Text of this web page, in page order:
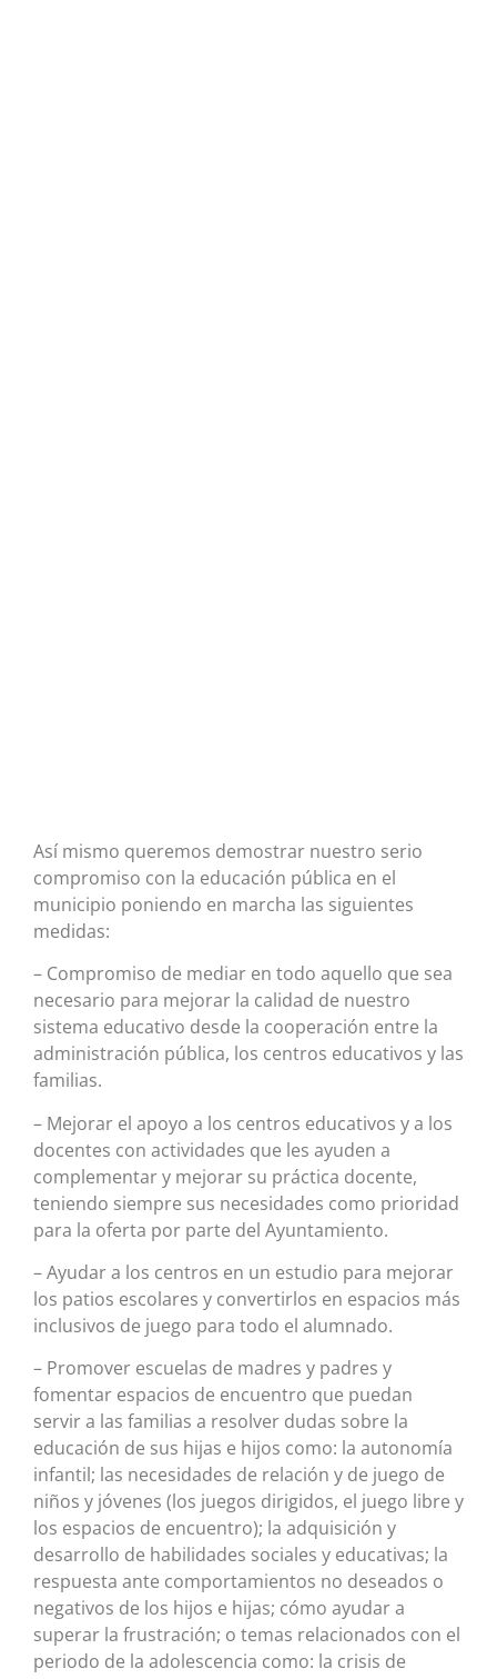
Así mismo queremos demostrar nuestro serio
compromiso con la educación pública en el
municipio poniendo en marcha las siguientes
medidas:
– Compromiso de mediar en todo aquello que sea
necesario para mejorar la calidad de nuestro
sistema educativo desde la cooperación entre la
administración pública, los centros educativos y las
familias.
– Mejorar el apoyo a los centros educativos y a los
docentes con actividades que les ayuden a
complementar y mejorar su práctica docente,
teniendo siempre sus necesidades como prioridad
para la oferta por parte del Ayuntamiento.
– Ayudar a los centros en un estudio para mejorar
los patios escolares y convertirlos en espacios más
inclusivos de juego para todo el alumnado.
– Promover escuelas de madres y padres y
fomentar espacios de encuentro que puedan
servir a las familias a resolver dudas sobre la
educación de sus hijas e hijos como: la autonomía
infantil; las necesidades de relación y de juego de
niños y jóvenes (los juegos dirigidos, el juego libre y
los espacios de encuentro); la adquisición y
desarrollo de habilidades sociales y educativas; la
respuesta ante comportamientos no deseados o
negativos de los hijos e hijas; cómo ayudar a
superar la frustración; o temas relacionados con el
periodo de la adolescencia como: la crisis de